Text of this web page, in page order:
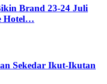
Brand 23-24 Juli
Hotel…
Sekedar Ikut-Ikutan